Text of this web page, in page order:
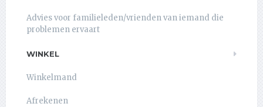
Advies voor familieleden/vrienden van iemand die
problemen ervaart
WINKEL
Winkelmand
Afrekenen